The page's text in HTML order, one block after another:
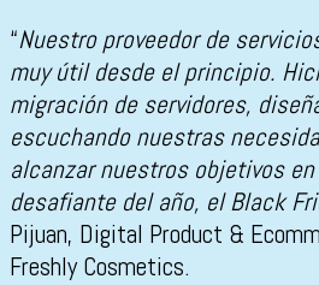
“Nuestro proveedor de
muy útil desde el principio.
migración de servidores,
escuchando nuestras
alcanzar nuestros objetivos
desafiante del año, el Black
Pijuan, Digital Product &
Freshly Cosmetics.